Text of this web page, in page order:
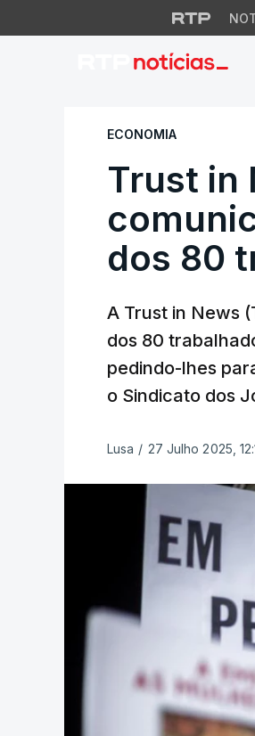
Trust in
ECONOMIA
Trust in
dos 80
A Trust in News
dos 80
pedindo-lhes
o Sindicato dos
Lusa / 27 Julho 2025,